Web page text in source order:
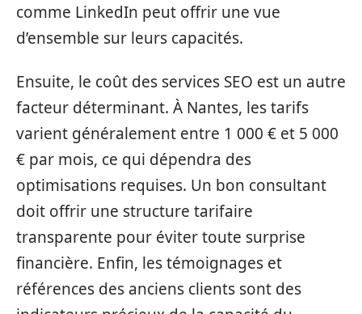
comme LinkedIn peut offrir une vue
d’ensemble sur leurs capacités.
Ensuite, le coût des services SEO est un autre
facteur déterminant. À Nantes, les tarifs
varient généralement entre 1 000 € et 5 000
€ par mois, ce qui dépendra des
optimisations requises. Un bon consultant
doit offrir une structure tarifaire
transparente pour éviter toute surprise
financière. Enfin, les témoignages et
références des anciens clients sont des